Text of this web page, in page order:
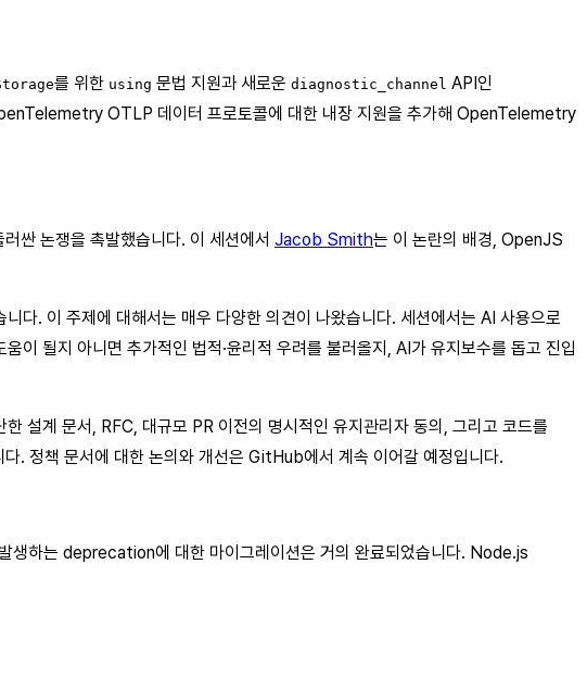
를 위한 using 문법 지원과 새로운 diagnostic_channel API인
OTLP 데이터 프로토콜에 대한 내장 지원을 추가해 OpenTelemetry
싼 논쟁을 촉발했습니다. 이 세션에서 Jacob Smith는 이 논란의 배경, OpenJS
다. 이 주제에 대해서는 매우 다양한 의견이 나왔습니다. 세션에서는 AI 사용으로
이 될지 아니면 추가적인 법적·윤리적 우려를 불러올지, AI가 유지보수를 돕고 진입
설계 문서, RFC, 대규모 PR 이전의 명시적인 유지관리자 동의, 그리고 코드를
. 정책 문서에 대한 논의와 개선은 GitHub에서 계속 이어갈 예정입니다.
하는 deprecation에 대한 마이그레이션은 거의 완료되었습니다. Node.js